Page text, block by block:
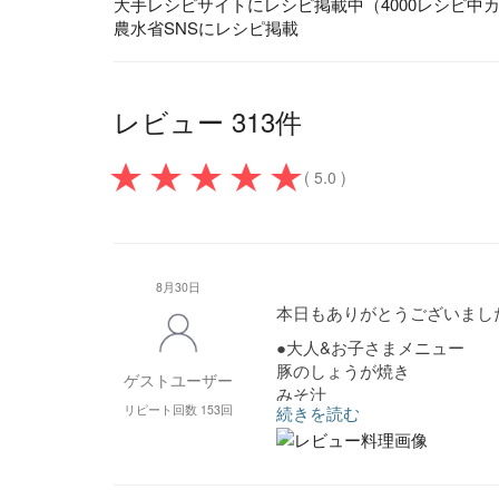
農水省SNSにレシピ掲載
レビュー 313件
( 5.0 )
8月30日
ゲストユーザー
リピート回数 153回
本日もありがとうございまし
●大人&お子さまメニュー
豚のしょうが焼き
みそ汁
わかめときゅうりの酢の物
鮭のクリーム煮
続きを読む